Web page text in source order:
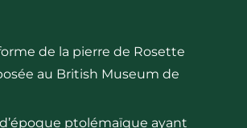
de la pierre de Rosette
au British Museum de
ptolémaïque ayant